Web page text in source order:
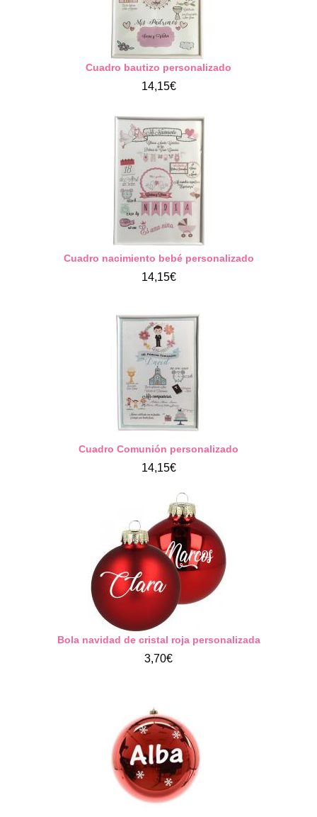
Cuadro bautizo personalizado
14,15€
Cuadro nacimiento bebé personalizado
14,15€
Cuadro Comunión personalizado
14,15€
Bola navidad de cristal roja personalizada
3,70€